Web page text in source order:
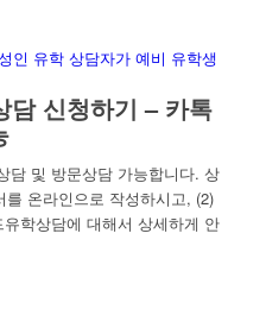
담 신청하기 – 카톡
담 및 방문상담 가능합니다. 상
온라인으로 작성하시고, (2)
학상담에 대해서 상세하게 안